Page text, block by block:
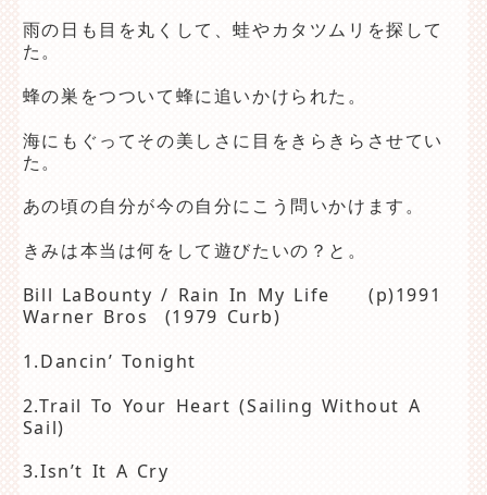
雨の日も目を丸くして、蛙やカタツムリを探して
た。
蜂の巣をつついて蜂に追いかけられた。
海にもぐってその美しさに目をきらきらさせてい
た。
あの頃の自分が今の自分にこう問いかけます。
きみは本当は何をして遊びたいの？と。
Bill LaBounty / Rain In My Life (p)1991
Warner Bros (1979 Curb)
1.Dancin’ Tonight
2.Trail To Your Heart (Sailing Without A
Sail)
3.Isn’t It A Cry